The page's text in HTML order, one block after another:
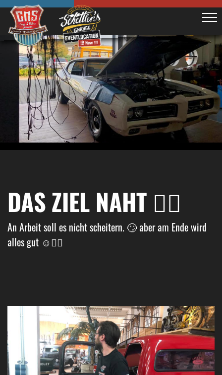
DAS ZIEL NAHT 👌🏼
An Arbeit soll es nicht scheitern. 🙄 aber am Ende wird
alles gut ☺️👌🏼